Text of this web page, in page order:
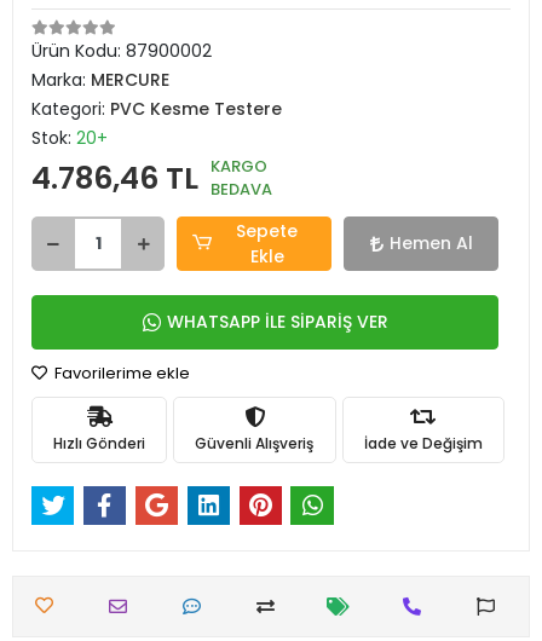
Ürün Kodu: 87900002
Marka: MERCURE
Kategori: PVC Kesme Testere
Stok: 20+
4.786,46 TL KARGO
BEDAVA
Sepete
Ekle
Hemen Al
WHATSAPP İLE SİPARİŞ VER
Favorilerime ekle
Hızlı Gönderi Güvenli Alışveriş İade ve Değişim